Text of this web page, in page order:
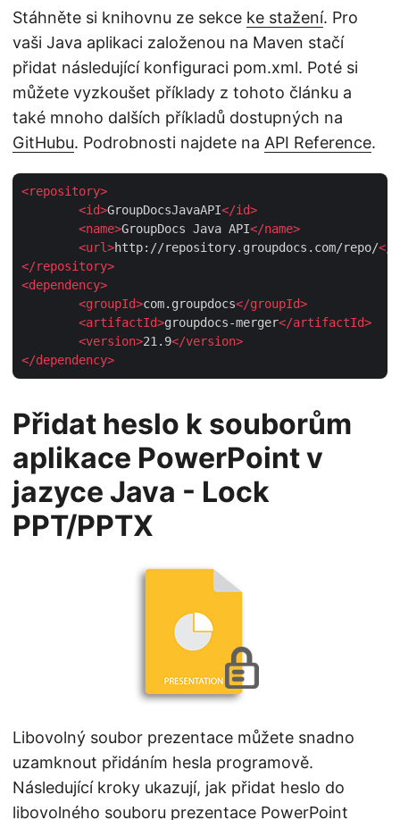
Stáhněte si knihovnu ze sekce ke stažení. Pro
vaši Java aplikaci založenou na Maven stačí
přidat následující konfiguraci pom.xml. Poté si
můžete vyzkoušet příklady z tohoto článku a
také mnoho dalších příkladů dostupných na
GitHubu. Podrobnosti najdete na API Reference.
<repository>
<id>GroupDocsJavaAPI</id>
<name>GroupDocs Java API</name>
<url>http://repository.groupdocs.com/repo/</
</repository>
<dependency>
<groupId>com.groupdocs</groupId>
<artifactId>groupdocs-merger</artifactId>
<version>21.9</version>
</dependency>
Přidat heslo k souborům
aplikace PowerPoint v
jazyce Java - Lock
PPT/PPTX
Libovolný soubor prezentace můžete snadno
uzamknout přidáním hesla programově.
Následující kroky ukazují, jak přidat heslo do
libovolného souboru prezentace PowerPoint